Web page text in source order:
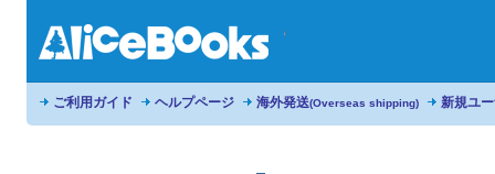
ご利用ガイド ヘルプページ 海外発送(Overseas shipping) 新規ユ